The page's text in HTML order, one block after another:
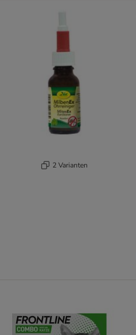
2 Varianten